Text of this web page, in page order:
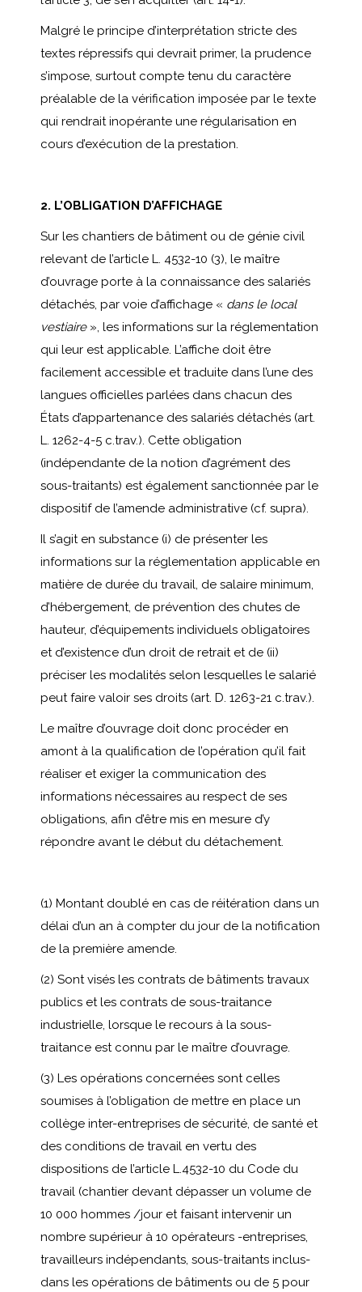
Malgré le principe d’interprétation stricte des
textes répressifs qui devrait primer, la prudence
s’impose, surtout compte tenu du caractère
préalable de la vérification imposée par le texte
qui rendrait inopérante une régularisation en
cours d’exécution de la prestation.
2. L’OBLIGATION D’AFFICHAGE
Sur les chantiers de bâtiment ou de génie civil
relevant de l’article L. 4532-10 (3), le maître
d’ouvrage porte à la connaissance des salariés
détachés, par voie d’affichage « dans le local
vestiaire», les informations sur la réglementation
qui leur est applicable. L’affiche doit être
facilement accessible et traduite dans l’une des
langues officielles parlées dans chacun des
États d’appartenance des salariés détachés (art.
L. 1262-4-5 c.trav.). Cette obligation
(indépendante de la notion d’agrément des
sous-traitants) est également sanctionnée par le
dispositif de l’amende administrative (cf. supra).
Il s’agit en substance (i) de présenter les
informations sur la réglementation applicable en
matière de durée du travail, de salaire minimum,
d’hébergement, de prévention des chutes de
hauteur, d’équipements individuels obligatoires
et d’existence d’un droit de retrait et de (ii)
préciser les modalités selon lesquelles le salarié
peut faire valoir ses droits (art. D. 1263-21 c.trav.).
Le maître d’ouvrage doit donc procéder en
amont à la qualification de l’opération qu’il fait
réaliser et exiger la communication des
informations nécessaires au respect de ses
obligations, afin d’être mis en mesure d’y
répondre avant le début du détachement.
(1) Montant doublé en cas de réitération dans un
délai d’un an à compter du jour de la notification
de la première amende.
(2) Sont visés les contrats de bâtiments travaux
publics et les contrats de sous-traitance
industrielle, lorsque le recours à la sous-
traitance est connu par le maître d’ouvrage.
(3) Les opérations concernées sont celles
soumises à l’obligation de mettre en place un
collège inter-entreprises de sécurité, de santé et
des conditions de travail en vertu des
dispositions de l’article L.4532-10 du Code du
travail (chantier devant dépasser un volume de
10 000 hommes /jour et faisant intervenir un
nombre supérieur à 10 opérateurs -entreprises,
travailleurs indépendants, sous-traitants inclus-
dans les opérations de bâtiments ou de 5 pour